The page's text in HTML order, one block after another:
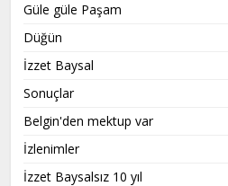
Güle güle Paşam
Düğün
İzzet Baysal
Sonuçlar
Belgin'den mektup var
İzlenimler
İzzet Baysalsız 10 yıl